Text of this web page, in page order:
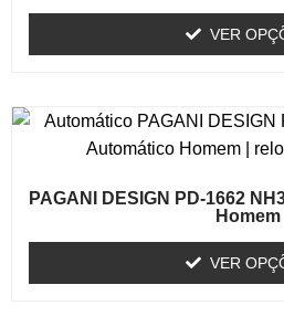
VER
PAGANI DESIGN PD-1662
Homem
VER